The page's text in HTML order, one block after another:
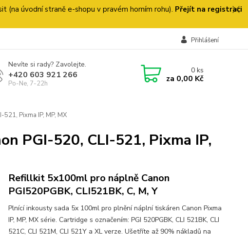
(na úvodní straně e-shopu v pravém horním rohu). Přejít na registraci
Přihlášení
Nevíte si rady? Zavolejte.
+420 603 921 266
Po-Ne, 7-22h
0ks
za 0,00 Kč
Pixma IP, MP, MX
PGI-520, CLI-521, Pixma IP,
Refillkit 5x100ml pro náplně Canon
PGI520PGBK, CLI521BK, C, M, Y
Plnící inkousty sada 5x 100ml pro plnění náplní tiskáren Canon Pixma
IP, MP, MX série. Cartridge s označením: PGI 520PGBK, CLI 521BK, CLI
521C, CLI 521M, CLI 521Y a XL verze. Ušetříte až 90% nákladů na